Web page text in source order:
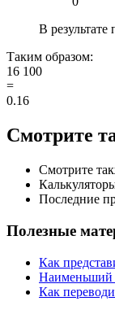
В результате
Таким образом:
16 100
=
0.16
Смотрите
Смотрите
Последние
Полезные
Как
Наименьший
Как